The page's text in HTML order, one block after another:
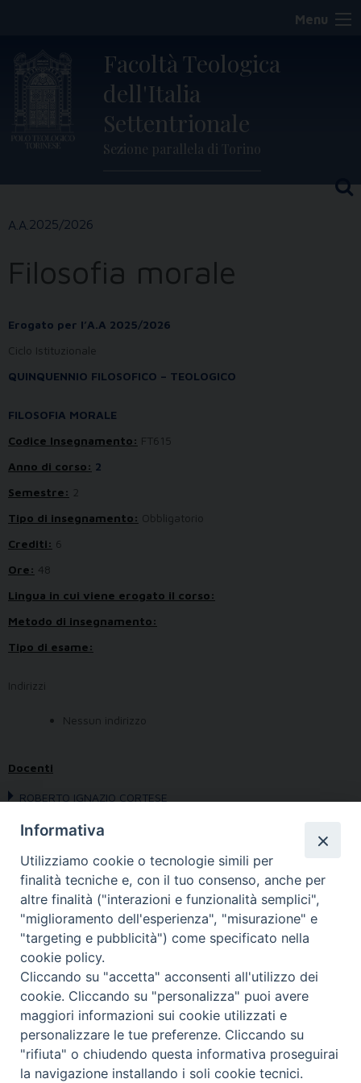
content
Menu
Facoltà Teologica
dell'Italia
Settentrionale
Sezione parallela di Torino
2025/2026
Filosofia morale
Erogato per l’A.A 2025/2026
Ciclo Istituzionale
QUINQUENNIO FILOSOFICO – TEOLOGICO
FILOSOFIA MORALE
Codice Insegnamento: FT615
Anno di corso: 2
Semestre: 2
Tipo di insegnamento: Obbligatorio
Crediti: 6
Ore: 48
Lingua in cui viene erogato il corso:
Metodo di insegnamento:
Tipo di esame:
Indirizzi
Nessun indirizzo
Docenti
ROBERTO IGNAZIO CORTESE
Programma:
Avvertenze:
Bibliografia:
FONDAZIONE POLO TEOLOGICO
Informativa
Utilizziamo cookie o tecnologie simili per
finalità tecniche e, con il tuo consenso, anche per
altre finalità ("interazioni e funzionalità semplici",
"miglioramento dell'esperienza", "misurazione" e
"targeting e pubblicità") come specificato nella
cookie policy.
Cliccando su "accetta" acconsenti all'utilizzo dei
cookie. Cliccando su "personalizza" puoi avere
maggiori informazioni sui cookie utilizzati e
personalizzare le tue preferenze. Cliccando su
"rifiuta" o chiudendo questa informativa proseguirai
la navigazione installando i soli cookie tecnici.